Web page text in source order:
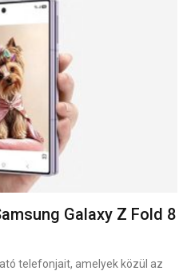
Galaxy Z Fold 8
telefonjait, amelyek közül az